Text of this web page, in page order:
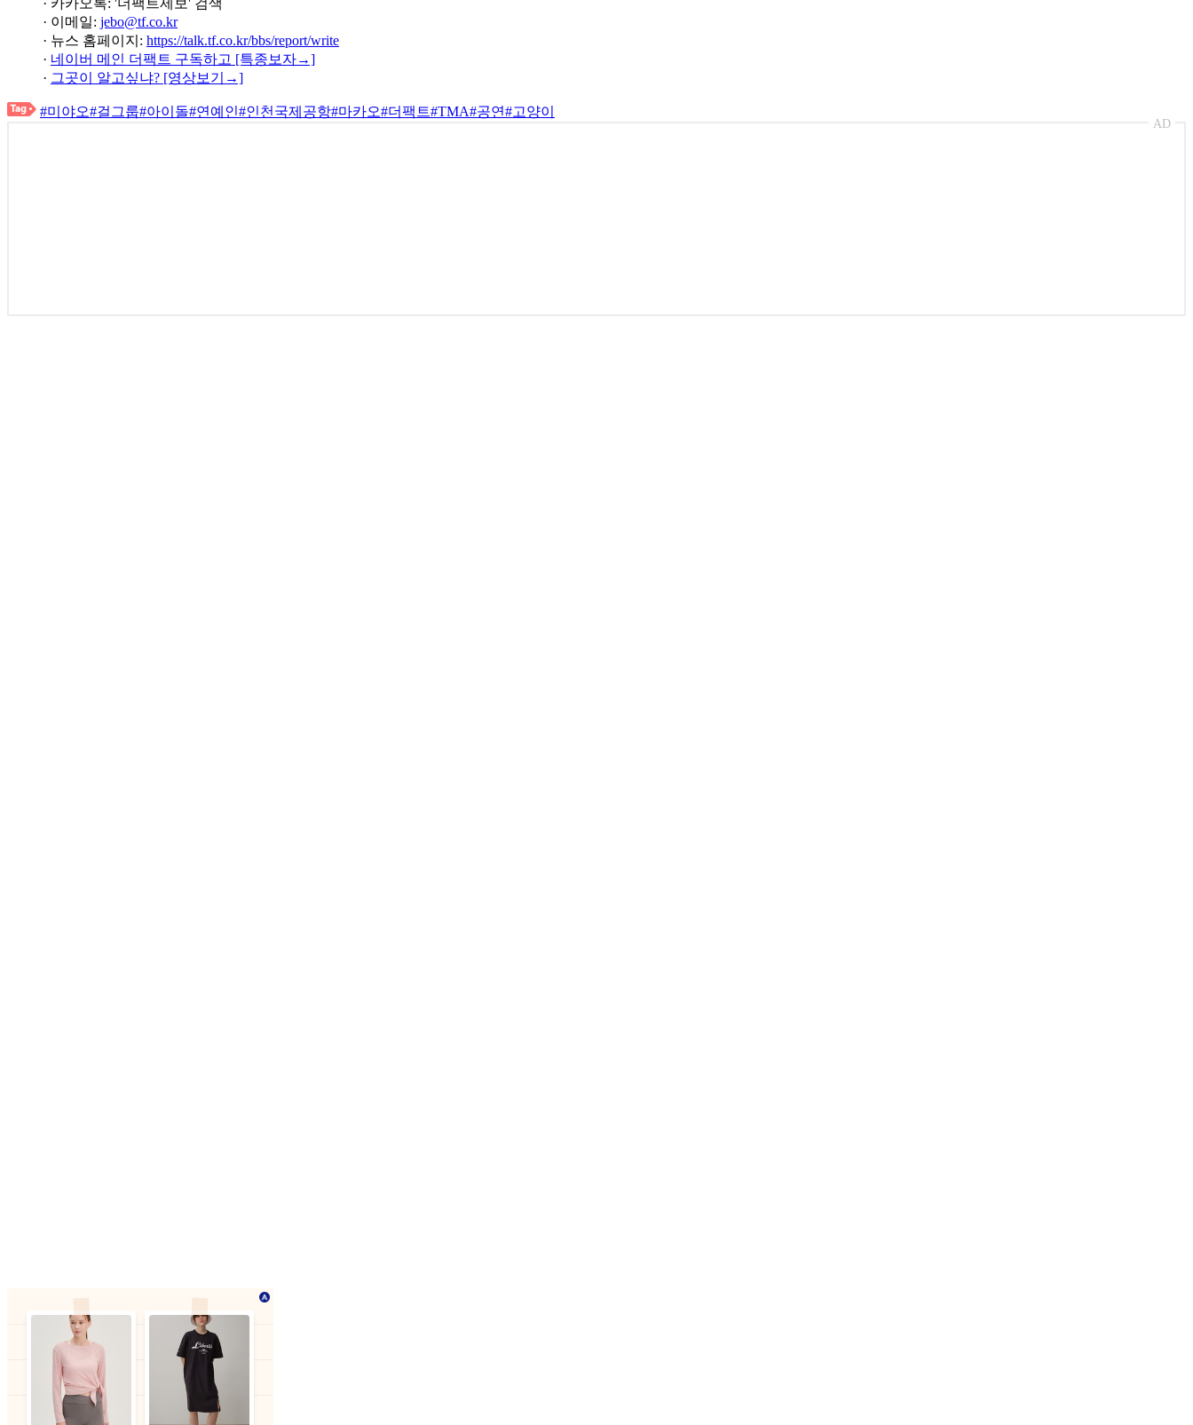
· 카카오톡: '더팩트제보' 검색
· 이메일: jebo@tf.co.kr
· 뉴스 홈페이지: https://talk.tf.co.kr/bbs/report/write
· 네이버 메인 더팩트 구독하고 [특종보자→]
· 그곳이 알고싶냐? [영상보기→]
#미야오#걸그룹#아이돌#연예인#인천국제공항#마카오#더팩트#TMA#공연#고양이
AD